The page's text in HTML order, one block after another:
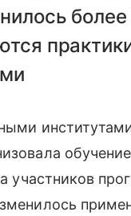
участников